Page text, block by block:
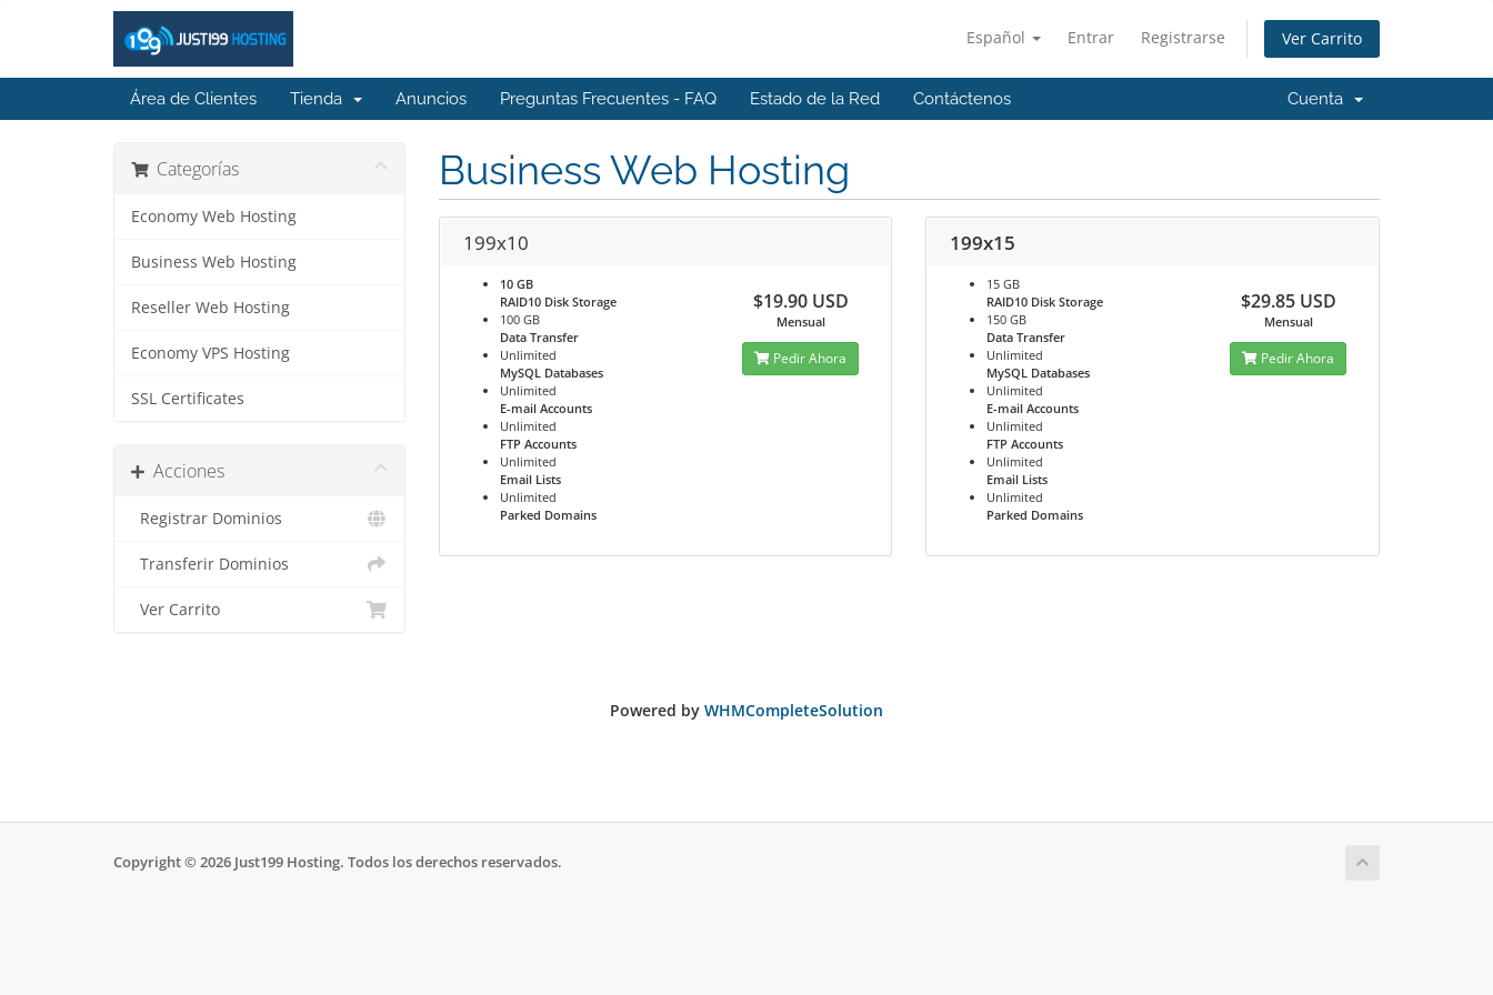
Español Entrar Registrarse Ver Carrito
Área de Clientes Tienda Anuncios Preguntas Frecuentes - FAQ Estado de la Red Contáctenos Cuenta
Categorías
Economy Web Hosting
Business Web Hosting
Reseller Web Hosting
Economy VPS Hosting
SSL Certificates
Acciones
Registrar Dominios
Transferir Dominios
Ver Carrito
Business Web Hosting
199x10
10 GB
RAID10 Disk Storage
100 GB
Data Transfer
Unlimited
MySQL Databases
Unlimited
E-mail Accounts
Unlimited
FTP Accounts
Unlimited
Email Lists
Unlimited
Parked Domains
$19.90 USD
Mensual
Pedir Ahora
199x15
15 GB
RAID10 Disk Storage
150 GB
Data Transfer
Unlimited
MySQL Databases
Unlimited
E-mail Accounts
Unlimited
FTP Accounts
Unlimited
Email Lists
Unlimited
Parked Domains
$29.85 USD
Mensual
Pedir Ahora
Powered by WHMCompleteSolution
Copyright © 2026 Just199 Hosting. Todos los derechos reservados.